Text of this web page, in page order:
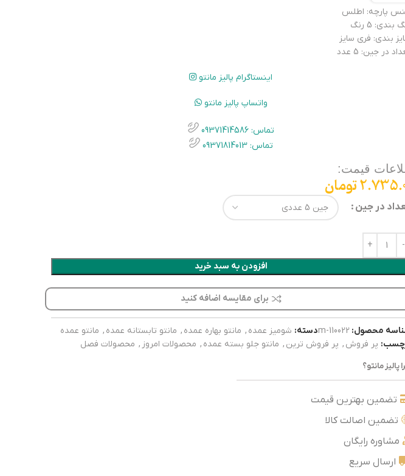
پارچه: اطلس
بندی: 5 رنگ
بندی: فری سایز
در جین: 5 عدد
اینستاگرام پالیز مانتو
واتساپ پالیز مانتو
تماس: 09371414586
تماس: 09371814013
قیمت:
تومان
در جین
افزودن به سبد خرید
برای مقایسه اضافه کنید
محصول: 110022-m دسته: شومیز عمده , مانتو بهاره عمده , مانتو تابستانه عمده , مانتو عمده
پر فروش , پر فروش ترین , مانتو جلو بسته عمده , محصولات امروز , محصولات فصل
پالیز مانتو؟
تضمین بهترین قیمت
تضمین اصالت کالا
مشاوره رایگان
ارسال سریع